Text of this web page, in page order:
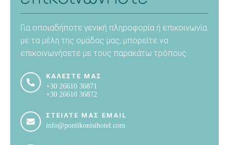
Φαγητό & Ποτό
ΤΟΠΟΘΕΣΊΑ
Κέρκυρα
Πέραμα
δραστηριότητες
Αξιοθέατα στην Κέρκυρα
HEALTH FIRST
Για οποιαδήποτε γενική πληροφορία ή επικοινωνία
με τα μέλη της ομάδας μας, μπορείτε να
επικοινωνήσετε με τους παρακάτω τρόπους.
ΚΑΛΈΣΤΕ ΜΑΣ
+30 26610 36871
+30 26610 36872
ΣΤΕΊΛΤΕ ΜΑΣ EMAIL
info@pontikonisihotel.com